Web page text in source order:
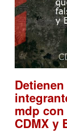
mdp
CDMX y